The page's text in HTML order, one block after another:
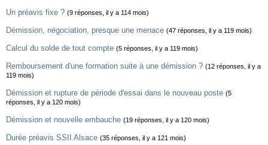
Un préavis fixe ? (9 réponses, il y a 114 mois)
Démission, négociation, presque une menace (47 réponses, il y a 119 mois)
Calcul du solde de tout compte (5 réponses, il y a 119 mois)
Remboursement d'une formation suite à une démission ? (12 réponses, il y a
119 mois)
Démission et rupture de période d'essai dans le nouveau poste (5
réponses, il y a 120 mois)
Démission et nouvelle embauche (19 réponses, il y a 120 mois)
Durée préavis SSII Alsace (35 réponses, il y a 121 mois)